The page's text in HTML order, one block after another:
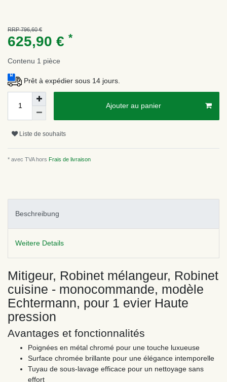
RRP 796,60 €
625,90 € *
Contenu 1 pièce
Prêt à expédier sous 14 jours.
Ajouter au panier
Liste de souhaits
* avec TVA hors Frais de livraison
Beschreibung
Weitere Details
Mitigeur, Robinet mélangeur, Robinet
cuisine - monocommande, modèle
Echtermann, pour 1 evier Haute
pression
Avantages et fonctionnalités
Poignées en métal chromé pour une touche luxueuse
Surface chromée brillante pour une élégance intemporelle
Tuyau de sous-lavage efficace pour un nettoyage sans
effort